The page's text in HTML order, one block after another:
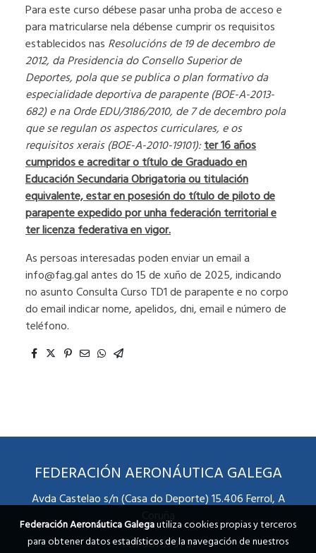
Para este curso débese pasar unha proba de acceso e
para matricularse nela débense cumprir os requisitos
establecidos nas Resolucións de 19 de decembro de
2012, da Presidencia do Consello Superior de
Deportes, pola que se publica o plan formativo da
especialidade deportiva de parapente (BOE-A-2013-
682) e na Orde EDU/3186/2010, de 7 de decembro pola
que se regulan os aspectos curriculares, e os
requisitos xerais (BOE-A-2010-19101):ter 16 años
cumpridos e acreditar o título de Graduado en
Educación Secundaria Obrigatoria ou titulación
equivalente, estar en posesión do título de piloto de
parapente expedido por unha federación territorial e
ter licenza federativa en vigor.
As persoas interesadas poden enviar un email a
info@fag.gal antes do 15 de xuño de 2025, indicando
no asunto Consulta Curso TD1 de parapente e no corpo
do email indicar nome, apelidos, dni, email e número de
teléfono.
FEDERACIÓN AERONÁUTICA GALEGA
Avda Castelao s/n (Casa do Deporte) 15.406 Ferrol, A
Coruña
Telf 981 31 91 51
Federación Aeronáutica Galegautiliza cookies propias y terceros
para obtener datos estadísticos de la navegación de nuestros